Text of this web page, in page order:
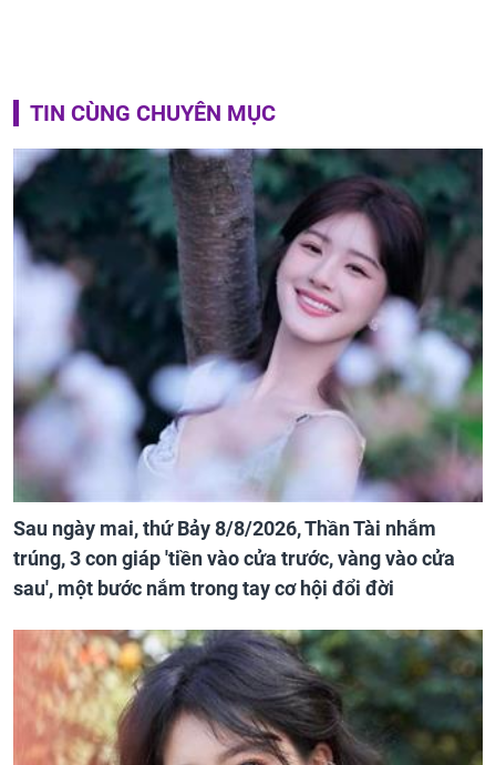
TIN CÙNG CHUYÊN MỤC
Sau ngày mai, thứ Bảy 8/8/2026, Thần Tài nhắm
trúng, 3 con giáp 'tiền vào cửa trước, vàng vào cửa
sau', một bước nắm trong tay cơ hội đổi đời